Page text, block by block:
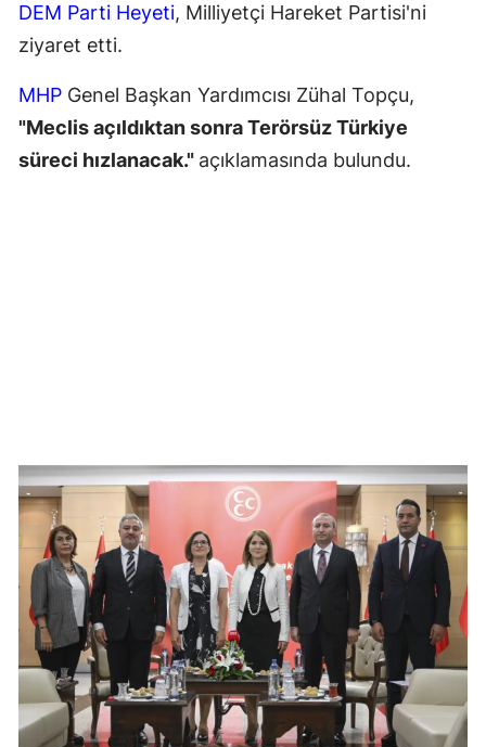
DEM Parti Heyeti, Milliyetçi Hareket Partisi'ni
ziyaret etti.
MHP Genel Başkan Yardımcısı Zühal Topçu,
"Meclis açıldıktan sonra Terörsüz Türkiye
süreci hızlanacak." açıklamasında bulundu.